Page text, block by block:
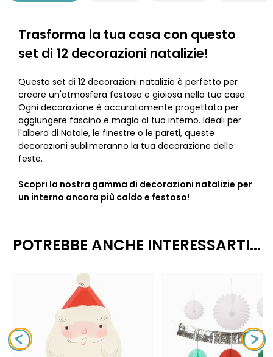
Trasforma la tua casa con questo
set di 12 decorazioni natalizie!
Questo set di 12 decorazioni natalizie è perfetto per
creare un'atmosfera festosa e gioiosa nella tua casa.
Ogni decorazione è accuratamente progettata per
aggiungere fascino e magia al tuo interno. Ideali per
l'albero di Natale, le finestre o le pareti, queste
decorazioni sublimeranno la tua decorazione delle
feste.
Scopri la nostra gamma di decorazioni natalizie per
un interno ancora più caldo e festoso!
POTREBBE ANCHE INTERESSARTI...